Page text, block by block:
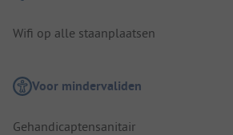
Wifi op alle staanplaatsen
Voor mindervaliden
Gehandicaptensanitair